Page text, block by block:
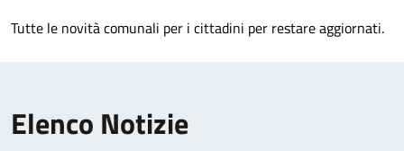
Tutte le novità comunali per i cittadini per restare aggiornati.
Elenco Notizie